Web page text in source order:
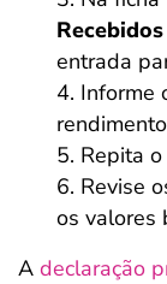
entrada
Informe
Repita
Revise
os valores
A declaração